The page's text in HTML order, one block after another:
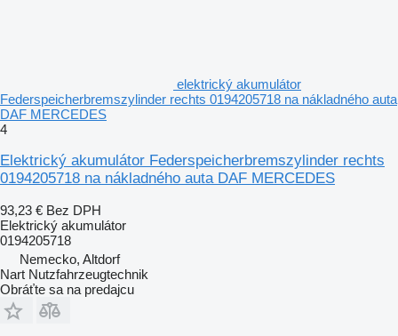
elektrický akumulátor
Federspeicherbremszylinder rechts 0194205718 na nákladného auta
DAF MERCEDES
4
Elektrický akumulátor Federspeicherbremszylinder rechts
0194205718 na nákladného auta DAF MERCEDES
93,23 € Bez DPH
Elektrický akumulátor
0194205718
Nemecko, Altdorf
Nart Nutzfahrzeugtechnik
Obráťte sa na predajcu